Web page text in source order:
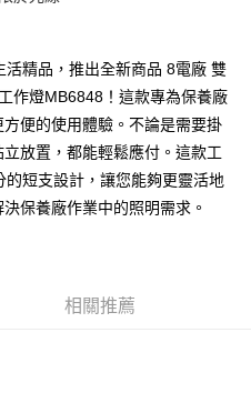
永豐商業銀行
精品，推出全新商品 8電廠 雙
作燈MB6848！這款專為保養廠
便的使用體驗。不論是需要掛
放置，都能輕鬆應付。這款工
短支設計，讓您能夠更靈活地
保養廠作業中的照明需求。
相關推薦